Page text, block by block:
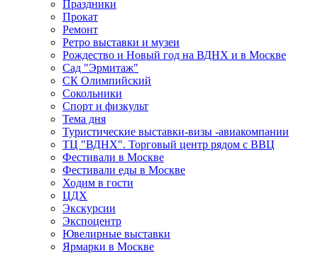
Праздники
Прокат
Ремонт
Ретро выставки и музеи
Рождество и Новый год на ВДНХ и в Москве
Сад "Эрмитаж"
СК Олимпийский
Сокольники
Спорт и физкульт
Тема дня
Туристические выставки-визы -авиакомпании
ТЦ "ВДНХ". Торговый центр рядом с ВВЦ
Фестивали в Москве
Фестивали еды в Москве
Ходим в гости
ЦДХ
Экскурсии
Экспоцентр
Ювелирные выставки
Ярмарки в Москве